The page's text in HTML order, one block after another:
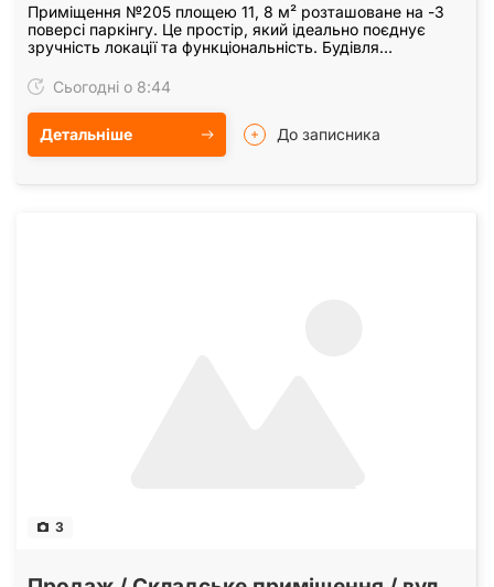
Приміщення №205 площею 11, 8 м² розташоване на -3
поверсі паркінгу. Це простір, який ідеально поєднує
зручність локації та функціональність. Будівля
Сьогодні о 8:44
Детальніше До записника
3